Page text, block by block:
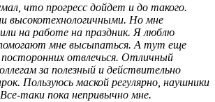
что прогресс дойдет и до такого.
высокотехнологичными. Но мне
на работе на праздник. Я люблю
мне высыпаться. А тут еще
отвлечься. Отличный
за полезный и действительно
Пользуюсь маской регулярно, наушники
таки пока непривычно мне.